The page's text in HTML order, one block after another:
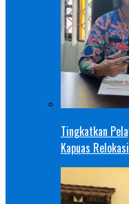
Tingkatkan
Kapuas